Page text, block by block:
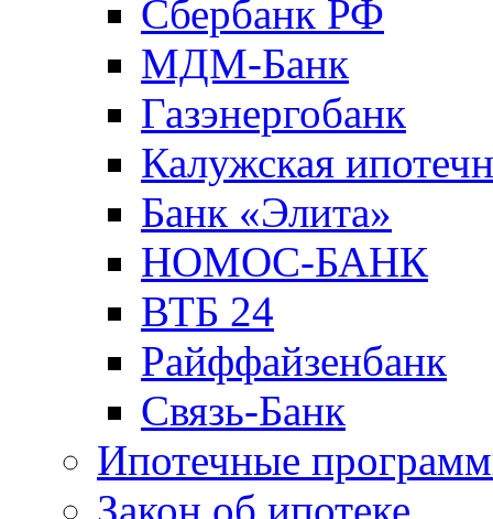
Сбербанк РФ
МДМ-Банк
Газэнергобанк
Калужская
Банк «Элита»
НОМОС-БАНК
ВТБ 24
Райффайзенбанк
Связь-Банк
Ипотечные